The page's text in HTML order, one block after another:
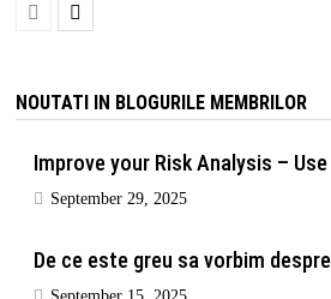
NOUTATI IN BLOGURILE MEMBRILOR
Improve your Risk Analysis –
September 29, 2025
De ce este greu sa vorbim